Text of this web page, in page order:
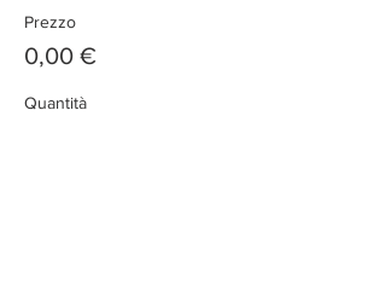
Prezzo
0,00 €
Quantità